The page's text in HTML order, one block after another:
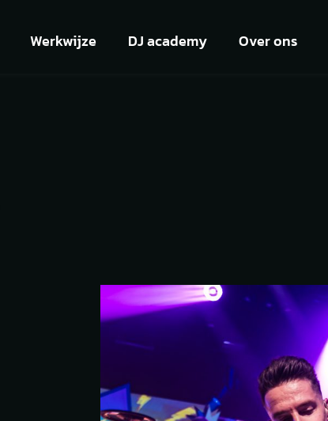
Werkwijze DJ academy Over ons